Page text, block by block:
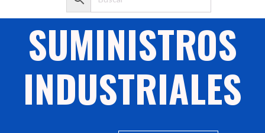
SUMINISTROS
INDUSTRIALES